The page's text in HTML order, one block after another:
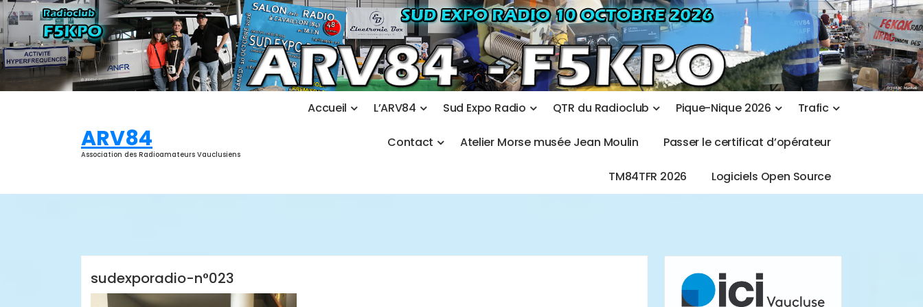
Aller
au
contenu
ARV84
Association des Radioamateurs Vauclusiens
Accueil L’ARV84 Sud Expo Radio QTR du Radioclub Pique-Nique 2026 Trafic
Contact Atelier Morse musée Jean Moulin Passer le certificat d’opérateur
TM84TFR 2026 Logiciels Open Source
sudexporadio-n°023